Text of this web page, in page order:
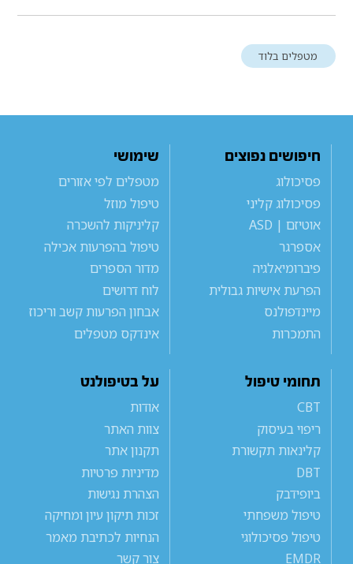
מטפלים בלוד
חיפושים נפוצים
פסיכולוג
פסיכולוג קליני
אוטיזם | ASD
אספרגר
פיברומיאלגיה
הפרעת אישיות גבולית
מיינדפולנס
התמכרות
שימושי
מטפלים לפי אזורים
טיפול מוזל
קליניקות להשכרה
טיפול בהפרעות אכילה
מדור הספרים
לוח דרושים
אבחון הפרעות קשב וריכוז
אינדקס מטפלים
תחומי טיפול
CBT
ריפוי בעיסוק
קלינאות תקשורת
DBT
ביופידבק
טיפול משפחתי
טיפול פסיכולוגי
EMDR
על בטיפולנט
אודות
צוות האתר
תקנון אתר
מדיניות פרטיות
הצהרת נגישות
זכות תיקון עיון ומחיקה
הנחיות לכתיבת מאמר
צור קשר